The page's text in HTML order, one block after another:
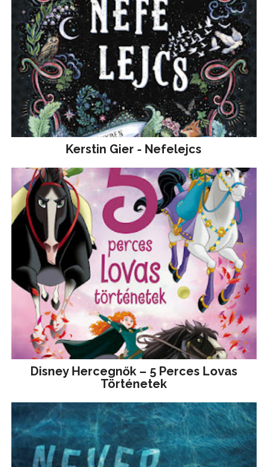
Kerstin Gier - Nefelejcs
Disney ​Hercegnők – 5 Perces Lovas
Történetek